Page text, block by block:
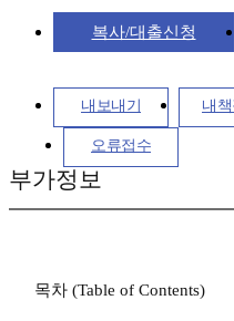
복사/대출신청
내보내기 내
오류접수
부가정보
목차 (Table of Contents)